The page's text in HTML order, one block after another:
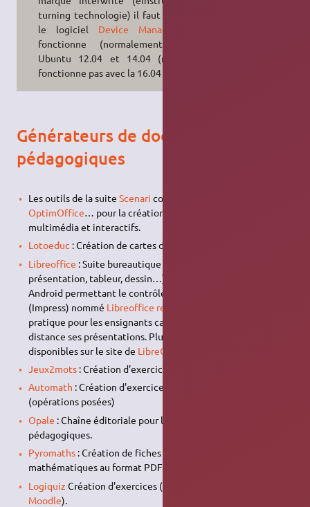
turning technologie) il faut installer
le logiciel Device Manager
fonctionne (normalement) avec
Ubuntu 12.04 et 14.04 (mais ne
fonctionne pas avec la 16.04 !).
Générateurs de documents
pédagogiques
Les outils de la suite Scenari comme
OptimOffice … pour la création de documents pédagogiques
multimédia et interactifs.
Lotoeduc : Création de cartes de loto éducatives
Libreoffice : Suite bureautique (traitement de texte,
présentation, tableur, dessin…). Il existe une application
Android permettant le contrôle à distance de Présentation
(Impress) nommé Libreoffice remote
pratique pour les ensignants car permettant de contrôler à
distance ses présentations. Plus d'informations sont
disponibles sur le site de LibreOffice
Jeux2mots: Création d'exercices d'orthographe
Automath : Création d'exercices de mathématiques
(opérations posées)
Opale : Chaîne éditoriale pour la publication de documents
pédagogiques.
Pyromaths: Création de fiches d'exercices de
mathématiques au format PDF.
Logiquiz Création d'exercices (format h5p compatible avec
Moodle).